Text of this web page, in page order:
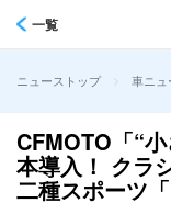
一覧
ニューストップ > 車ニュ
CFMOTO「“
本導入！ クラ
二種スポーツ